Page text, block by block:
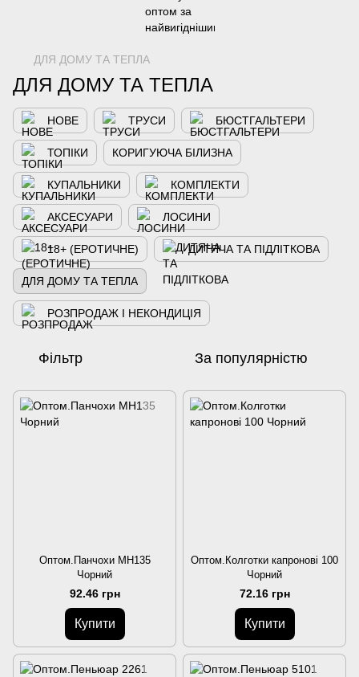
ДЛЯ ДОМУ ТА ТЕПЛА
ДЛЯ ДОМУ ТА ТЕПЛА
НОВЕ ТРУСИ БЮСТГАЛЬТЕРИ
ТОПІКИ КОРИГУЮЧА БІЛИЗНА
КУПАЛЬНИКИ КОМПЛЕКТИ
АКСЕСУАРИ ЛОСИНИ
18+ (ЕРОТИЧНЕ) ДИТЯЧА ТА ПІДЛІТКОВА
ДЛЯ ДОМУ ТА ТЕПЛА
РОЗПРОДАЖ І НЕКОНДИЦІЯ
Фільтр За популярністю
Оптом.Панчохи MH135
Чорний
92.46 грн
Купити
Оптом.Колготки капронові 100
Чорний
72.16 грн
Купити